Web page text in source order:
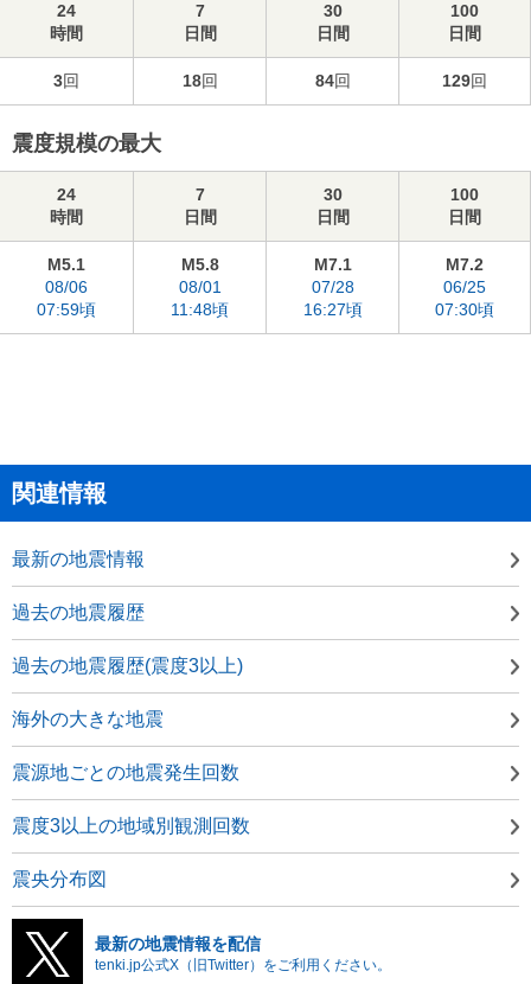
24
時間
7
日間
30
日間
100
日間
3回 18回 84回 129回
震度規模の最大
24
時間
7
日間
30
日間
100
日間
M5.1
08/06
07:59頃
M5.8
08/01
11:48頃
M7.1
07/28
16:27頃
M7.2
06/25
07:30頃
関連情報
最新の地震情報
過去の地震履歴
過去の地震履歴(震度3以上)
海外の大きな地震
震源地ごとの地震発生回数
震度3以上の地域別観測回数
震央分布図
最新の地震情報を配信
tenki.jp公式X（旧Twitter）をご利用ください。